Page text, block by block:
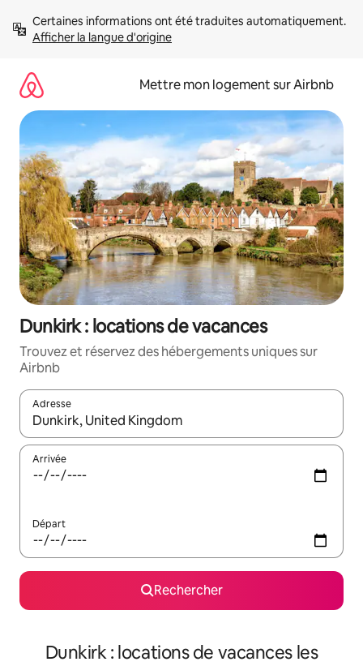
directement
Afficher la langue d'origine
Mettre mon logement sur Airbnb
Dunkirk : locations de vacances
Trouvez et réservez des hébergements uniques sur
Airbnb
Adresse
Lorsque les résultats s'affichent, utilisez les flèches vers le
Arrivée
Départ
Rechercher
Dunkirk : locations de vacances les